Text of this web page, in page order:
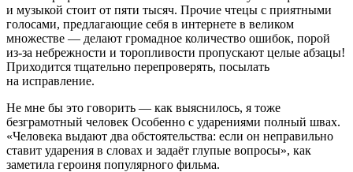
и музыкой стоит от пяти тысяч. Прочие чтецы с приятными
голосами, предлагающие себя в интернете в великом
множестве — делают громадное количество ошибок, порой
из-за небрежности и торопливости пропускают целые абзацы!
Приходится тщательно перепроверять, посылать
на исправление.
Не мне бы это говорить — как выяснилось, я тоже
безграмотный человек Особенно с ударениями полный швах.
«Человека выдают два обстоятельства: если он неправильно
ставит ударения в словах и задаёт глупые вопросы», как
заметила героиня популярного фильма.